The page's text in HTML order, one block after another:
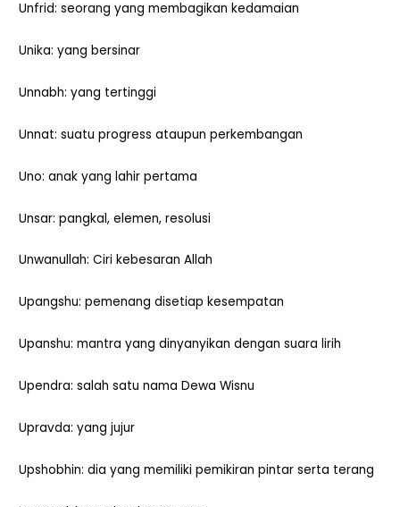
Unfrid: seorang yang membagikan kedamaian
Unika: yang bersinar
Unnabh: yang tertinggi
Unnat: suatu progress ataupun perkembangan
Uno: anak yang lahir pertama
Unsar: pangkal, elemen, resolusi
Unwanullah: Ciri kebesaran Allah
Upangshu: pemenang disetiap kesempatan
Upanshu: mantra yang dinyanyikan dengan suara lirih
Upendra: salah satu nama Dewa Wisnu
Upravda: yang jujur
Upshobhin: dia yang memiliki pemikiran pintar serta terang